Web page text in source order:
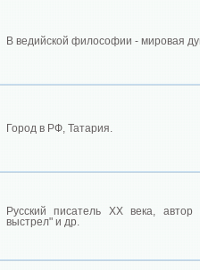
В ведийской философии - мировая
Город в РФ, Татария.
Русский писатель ХХ века,
выстрел" и др.